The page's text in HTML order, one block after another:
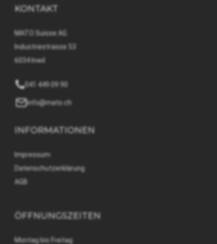
KONTAKT
MATO Suisse AG
Industriestrasse 53
6034 Inwil
041 449 09 90
info@mato.ch
INFORMATIONEN
Impressum
Datenschutzerklärung
AGB
ÖFFNUNGSZEITEN
Montag bis Freitag